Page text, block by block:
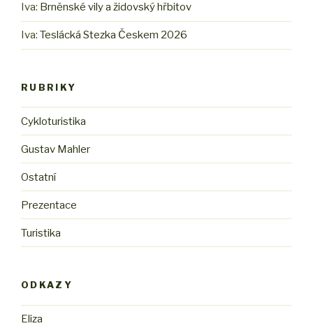
Iva: Brněnské vily a židovský hřbitov
Iva: Teslácká Stezka Českem 2026
RUBRIKY
Cykloturistika
Gustav Mahler
Ostatní
Prezentace
Turistika
ODKAZY
Eliza